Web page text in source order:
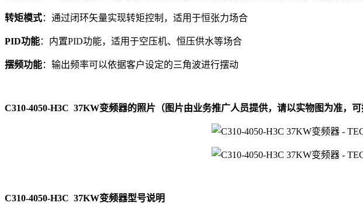
转矩模式：通过闭环矢量实现转矩控制，适用于恒张力场合
PID功能：内置PID功能，适用于空压机、恒压供水等场合
摆频功能：输出频率可以依据客户设定的三角波进行摆动
C310-4050-H3C 37KW变频器的照片（图片由业务推广人员提供，请以实物图为准，可
C310-4050-H3C 37KW变频器型号说明